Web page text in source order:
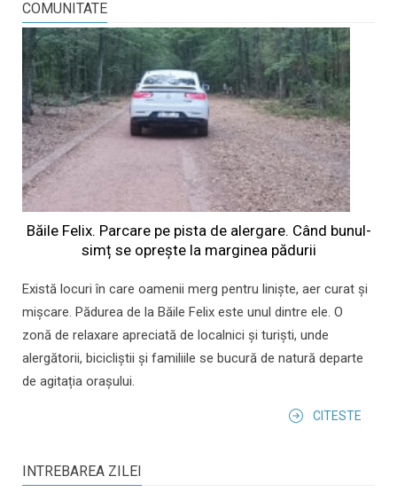
COMUNITATE
Băile Felix. Parcare pe pista de alergare. Când bunul-
simț se oprește la marginea pădurii
Există locuri în care oamenii merg pentru liniște, aer curat și
mișcare. Pădurea de la Băile Felix este unul dintre ele. O
zonă de relaxare apreciată de localnici și turiști, unde
alergătorii, bicicliștii și familiile se bucură de natură departe
de agitația orașului.
CITESTE
INTREBAREA ZILEI